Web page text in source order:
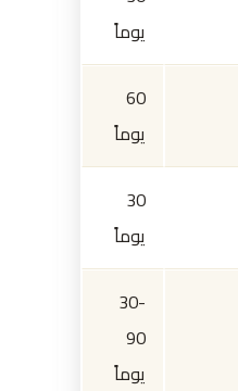
يوماً
60
يوماً
30
يوماً
30-
90
يوماً